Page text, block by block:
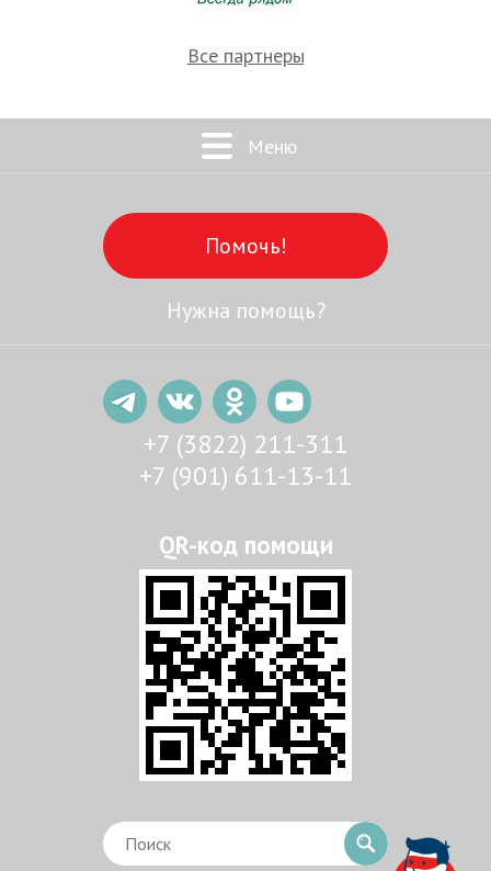
Все партнеры
Меню
Помочь!
Нужна помощь?
+7 (3822) 211-311
+7 (901) 611-13-11